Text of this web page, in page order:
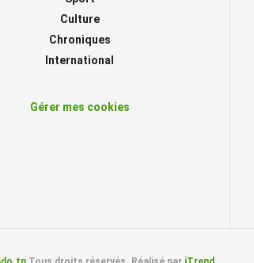
Culture
Chroniques
International
Gérer mes cookies